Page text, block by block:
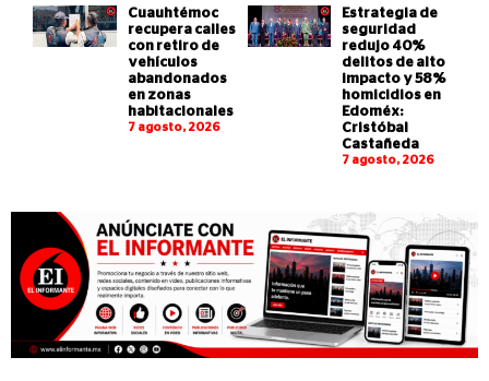
Cuauhtémoc
recupera calles
con retiro de
vehículos
abandonados
en zonas
habitacionales
7 agosto, 2026
Estrategia de
seguridad
redujo 40%
delitos de alto
impacto y 58%
homicidios en
Edoméx:
Cristóbal
Castañeda
7 agosto, 2026